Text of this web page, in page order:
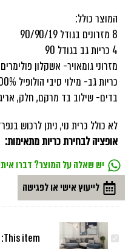
המוצר כולל:
8 מזרונים בגודל 90/90/19
4 כריות גב בגודל 90
מזרוני גומאויר- אשקלון פולימרים
כריות גב- מילוי סיבי הולופיל 100% סנטטי
בדים- שילוב בד מרקם, חלק, אריג
לא כולל כרית נוי, ניתן לרכוש
אופציה לבחירת כריות מתאימות:
יש שאלה על המוצר? דברו
לייעוץ אישי או לפגישה
מילאנו
This item: